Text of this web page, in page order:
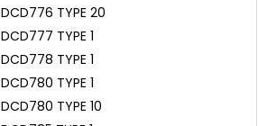
DCD776 TYPE 20
DCD777 TYPE 1
DCD778 TYPE 1
DCD780 TYPE 1
DCD780 TYPE 10